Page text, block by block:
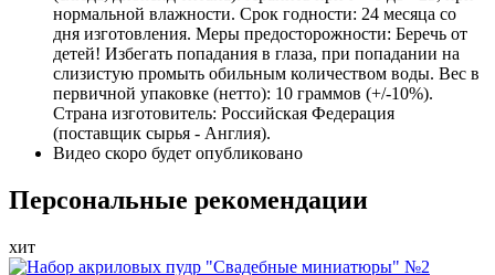
нормальной влажности. Срок годности: 24 месяца со
дня изготовления. Меры предосторожности: Беречь от
детей! Избегать попадания в глаза, при попадании на
слизистую промыть обильным количеством воды. Вес в
первичной упаковке (нетто): 10 граммов (+/-10%).
Страна изготовитель: Российская Федерация
(поставщик сырья - Англия).
Видео скоро будет опубликовано
Персональные рекомендации
хит